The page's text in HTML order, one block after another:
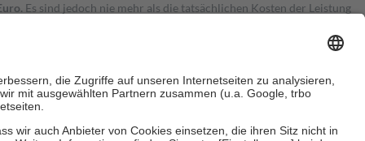
Es sind jedoch nie mehr als die tatsächlichen Kosten der Leistung
Zuzahlungen an bei: